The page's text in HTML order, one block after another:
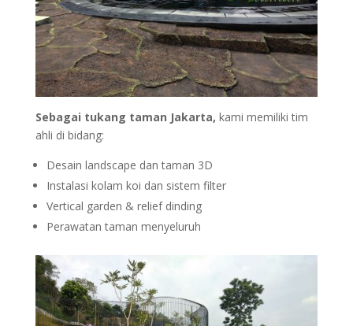
Sebagai tukang taman Jakarta, kami memiliki tim
ahli di bidang:
Desain landscape dan taman 3D
Instalasi kolam koi dan sistem filter
Vertical garden & relief dinding
Perawatan taman menyeluruh